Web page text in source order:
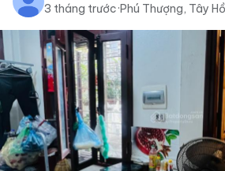
3 tháng trước·Phú Thượng, Tây